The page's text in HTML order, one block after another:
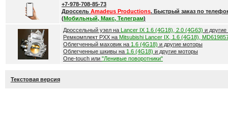
+7-978-708-85-73
Дроссель Amadeus Productions. Быстрый заказ по
(Мобильный, Макс, Телеграм)
Дроссельный узел на Lancer IX 1.6 (4G18), 2.0 (4G63) и
Ремкомплект РХХ на Mitsubishi Lancer IX, 1.6 (4G18),
Облегченный маховик на 1.6 (4G18) и другие моторы
Облегченные шкивы на 1.6 (4G18) и другие моторы
One-touch или "Ленивые поворотники"
Текстовая версия